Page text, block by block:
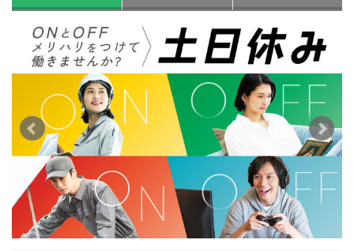
岐阜県
静岡県
関西エリア
京都府
大阪府
兵庫県
奈良県
和歌山県
関東エリア
茨城県
栃木県
群馬県
埼玉県